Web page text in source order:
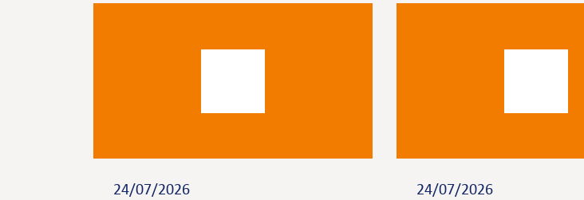
24/07/2026
24/07/2026